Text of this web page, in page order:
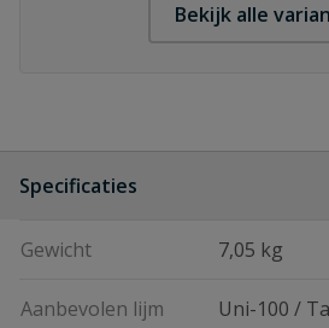
Bekijk alle
Specificaties
Gewicht 7,05 kg
Aanbevolen lijm Uni-100 /